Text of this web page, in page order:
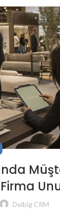
Delbig CRM